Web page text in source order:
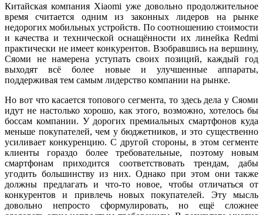
Китайская компания Xiaomi уже довольно продолжительное
время считается одним из законных лидеров на рынке
недорогих мобильных устройств. По соотношению стоимости
и качества и технической оснащённости их линейка Redmi
практически не имеет конкурентов. Взобравшись на вершину,
Сяоми не намерена уступать своих позиций, каждый год
выходят всё более новые и улучшенные аппараты,
поддерживая тем самым лидерство компании на рынке.
Но вот что касается топового сегмента, то здесь дела у Сяоми
идут не настолько хорошо, как этого, возможно, хотелось бы
боссам компании. У дорогих премиальных смартфонов куда
меньше покупателей, чем у бюджетников, и это существенно
усиливает конкуренцию. С другой стороны, в этом сегменте
клиенты гораздо более требовательные, поэтому новым
смартфонам приходится соответствовать трендам, дабы
угодить большинству из них. Однако при этом они также
должны предлагать и что-то новое, чтобы отличаться от
конкурентов и привлечь новых покупателей. Эту мысль
довольно непросто сформулировать, но ещё сложнее